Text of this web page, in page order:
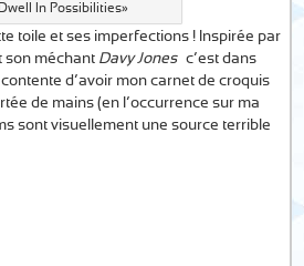
In Possibilities»
toile et ses imperfections ! Inspirée par
son méchant Davy Jones… c’est dans
d’avoir mon carnet de croquis
de mains (en l’occurrence sur ma
sont visuellement une source terrible